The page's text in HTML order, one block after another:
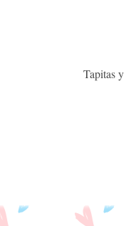
Tapitas